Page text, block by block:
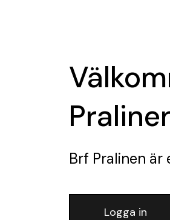
Brf Pralinen är
Logga in